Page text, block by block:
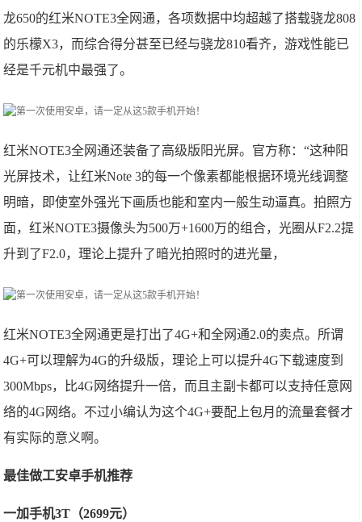
龙650的红米NOTE3全网通，各项数据中均超越了搭载骁龙808
的乐檬X3，而综合得分甚至已经与骁龙810看齐，游戏性能已
经是千元机中最强了。
红米NOTE3全网通还装备了高级版阳光屏。官方称：“这种阳
光屏技术，让红米Note 3的每一个像素都能根据环境光线调整
明暗，即使室外强光下画质也能和室内一般生动逼真。拍照方
面，红米NOTE3摄像头为500万+1600万的组合，光圈从F2.2提
升到了F2.0，理论上提升了暗光拍照时的进光量，
红米NOTE3全网通更是打出了4G+和全网通2.0的卖点。所谓
4G+可以理解为4G的升级版，理论上可以提升4G下载速度到
300Mbps，比4G网络提升一倍，而且主副卡都可以支持任意网
络的4G网络。不过小编认为这个4G+要配上包月的流量套餐才
有实际的意义啊。
最佳做工安卓手机推荐
一加手机3T（2699元）